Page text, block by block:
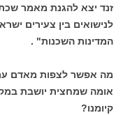
זנד יצא להגנת מאמר
לנישואים בין צעירים
המדינות השכנות" .
מה אפשר לצפות מאדם
אומה שמחצית יושבת
קיומנו?